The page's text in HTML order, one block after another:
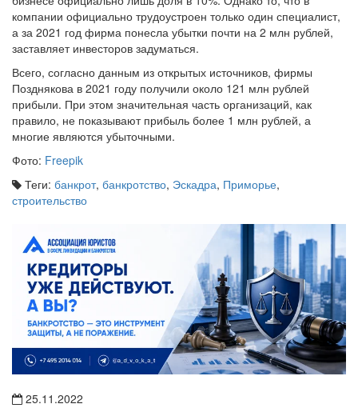
компании официально трудоустроен только один специалист,
а за 2021 год фирма понесла убытки почти на 2 млн рублей,
заставляет инвесторов задуматься.
Всего, согласно данным из открытых источников, фирмы
Позднякова в 2021 году получили около 121 млн рублей
прибыли. При этом значительная часть организаций, как
правило, не показывают прибыль более 1 млн рублей, а
многие являются убыточными.
Фото: Freepik
Теги: банкрот, банкротство, Эскадра, Приморье,
строительство
25.11.2022